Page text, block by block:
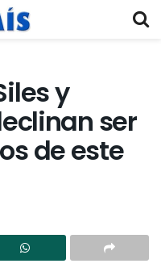
y
ser
de este